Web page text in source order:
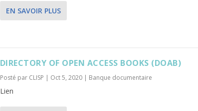
EN SAVOIR PLUS
DIRECTORY OF OPEN ACCESS BOOKS (DOAB)
Posté par CLISP | Oct 5, 2020| Banque documentaire
Lien